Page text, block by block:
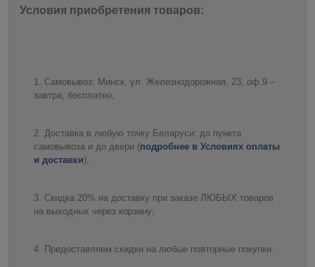
Условия приобретения товаров:
Самовывоз: Минск, ул. Железнодорожная, 23, оф.9 –
завтра, бесплатно;
Доставка в любую точку Беларуси: до пункта
самовывоза и до двери (подробнее в Условиях оплаты
и доставки);
Скидка 20% на доставку при заказе ЛЮБЫХ товаров
на выходных через корзину;
Предоставляем скидки на любые повторные покупки.